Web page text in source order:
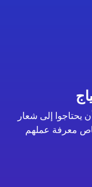
يحتاجوا إلى شعار